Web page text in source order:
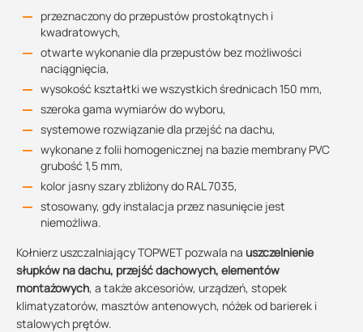
przeznaczony do przepustów prostokątnych i
kwadratowych,
otwarte wykonanie dla przepustów bez możliwości
naciągnięcia,
wysokość kształtki we wszystkich średnicach 150 mm,
szeroka gama wymiarów do wyboru,
systemowe rozwiązanie dla przejść na dachu,
wykonane z folii homogenicznej na bazie membrany PVC
grubość 1,5 mm,
kolor jasny szary zbliżony do RAL 7035,
stosowany, gdy instalacja przez nasunięcie jest
niemożliwa.
Kołnierz uszczalniający TOPWET pozwala na uszczelnienie
słupków na dachu, przejść dachowych, elementów
montażowych, a także akcesoriów, urządzeń, stopek
klimatyzatorów, masztów antenowych, nóżek od barierek i
stalowych prętów.